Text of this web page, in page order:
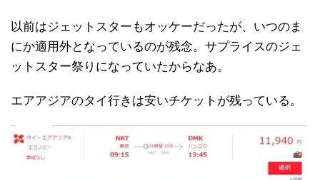
以前はジェットスターもオッケーだったが、いつのま
にか適用外となっているのが残念。サプライスのジェ
ットスター祭りになっていたからなあ。
エアアジアのタイ行きは安いチケットが残っている。